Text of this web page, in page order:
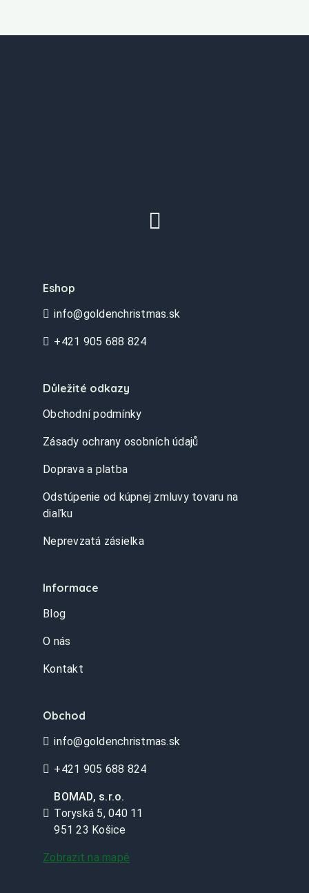
Eshop
info@goldenchristmas.sk
+421 905 688 824
Důležité odkazy
Obchodní podmínky
Zásady ochrany osobních údajů
Doprava a platba
Odstúpenie od kúpnej zmluvy tovaru na
diaľku
Neprevzatá zásielka
Informace
Blog
O nás
Kontakt
Obchod
info@goldenchristmas.sk
+421 905 688 824
BOMAD, s.r.o.
Toryská 5, 040 11
951 23 Košice
Zobrazit na mapě